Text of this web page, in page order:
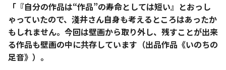
「『自分の作品は“作品”の寿命としては短い』とおっし
ゃっていたので、淺井さん自身も考えるところはあったか
もしれません。今回は壁画から取り外し、残すことが出来
る作品も壁画の中に共存しています（出品作品《いのちの
足音》）。